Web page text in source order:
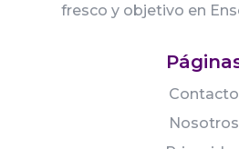
fresco y objetivo en
Contacto
Nosotros